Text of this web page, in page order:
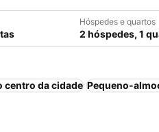
Hóspedes e quartos
2 hóspedes, 1
centro da cidade Pequeno-